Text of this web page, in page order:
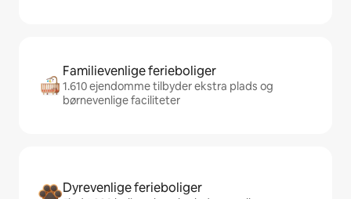
Familievenlige ferieboliger
1.610 ejendomme tilbyder ekstra plads og
børnevenlige faciliteter
Dyrevenlige ferieboliger